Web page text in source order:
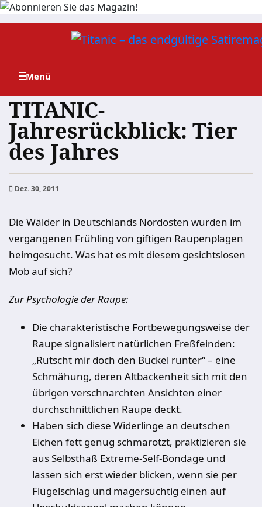
Zum
TITANIC-
Jahresrückblick: Tier
des Jahres
Dez. 30, 2011
Die Wälder in Deutschlands Nordosten wurden im
vergangenen Frühling von giftigen Raupenplagen
heimgesucht. Was hat es mit diesem gesichtslosen
Mob auf sich?
Zur Psychologie der Raupe:
Die charakteristische Fortbewegungsweise der
Raupe signalisiert natürlichen Freßfeinden:
„Rutscht mir doch den Buckel runter“ – eine
Schmähung, deren Altbackenheit sich mit den
übrigen verschnarchten Ansichten einer
durchschnittlichen Raupe deckt.
Haben sich diese Widerlinge an deutschen
Eichen fett genug schmarotzt, praktizieren sie
aus Selbsthaß Extreme-Self-Bondage und
lassen sich erst wieder blicken, wenn sie per
Flügelschlag und magersüchtig einen auf